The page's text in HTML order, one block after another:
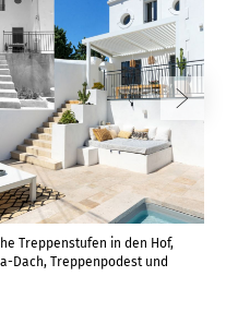
Treppenstufen in den Hof,
Dach, Treppenpodest und